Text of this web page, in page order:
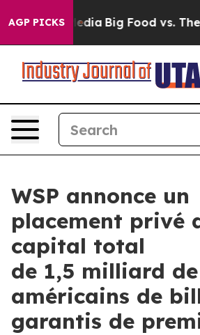
AGP PICKS
Media Big Food vs. The
WSP annonce un
placement privé
capital total
de 1,5 milliard
américains de
garantis de